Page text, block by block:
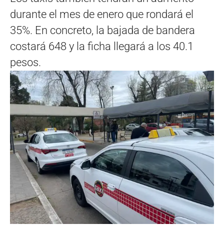
durante el mes de enero que rondará el
35%. En concreto, la bajada de bandera
costará 648 y la ficha llegará a los 40.1
pesos.